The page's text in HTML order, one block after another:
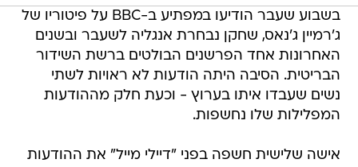
בשבוע שעבר הודיעו במפתיע ב-BBC על פיטוריו של
ג'רמיין ג'נאס, שחקן נבחרת אנגליה לשעבר ובשנים
האחרונות אחד הפרשנים הבולטים ברשת השידור
הבריטית. הסיבה היתה הודעות לא ראויות לשתי
נשים שעבדו איתו בערוץ - וכעת חלק מההודעות
המפלילות שלו נחשפות.
אישה שלישית חשפה בפני "דיילי מייל" את ההודעות